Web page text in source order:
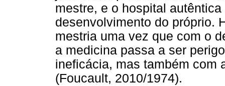
mestre, e o hospital
desenvolvimento do próprio.
mestria uma vez que com o
a medicina passa a ser
ineficácia, mas também com
(Foucault, 2010/1974).